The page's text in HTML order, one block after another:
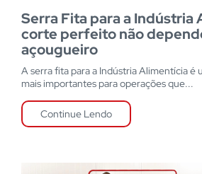
Serra Fita para a Indústria
corte perfeito não
açougueiro
A serra fita para a Indústria Alimentícia é
mais importantes para operações que...
Continue Lendo